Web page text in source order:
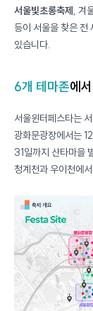
서울빛초롱축제 , 겨
등이 서울을 찾은 전 세계 관광객들에게 잊지 못할 환상의 겨울을 선사하고
있습니다.
6개 테마존에
서울윈터페스타는
광화문광장에서는
31일까지 산타마을